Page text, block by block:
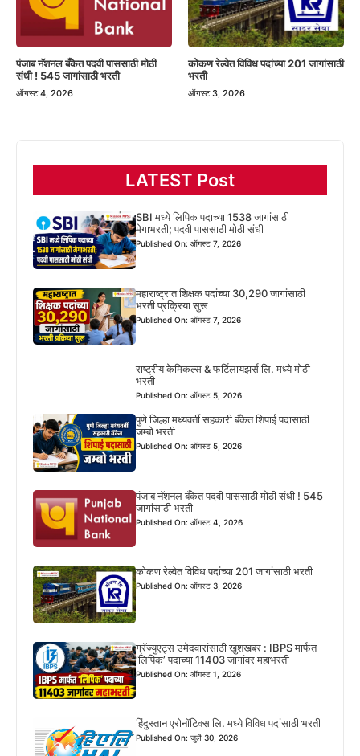
पंजाब नॅशनल बँकेत पदवी पाससाठी मोठी
संधी ! 545 जागांसाठी भरती
ऑगस्ट 4, 2026
कोकण रेल्वेत विविध पदांच्या 201 जागांसाठी
भरती
ऑगस्ट 3, 2026
LATEST Post
SBI मध्ये लिपिक पदाच्या 1538 जागांसाठी
मेगाभरती; पदवी पाससाठी मोठी संधी
Published On: ऑगस्ट 7, 2026
महाराष्ट्रात शिक्षक पदांच्या 30,290 जागांसाठी
भरती प्रक्रिया सुरू
Published On: ऑगस्ट 7, 2026
राष्ट्रीय केमिकल्स & फर्टिलायझर्स लि. मध्ये मोठी
भरती
Published On: ऑगस्ट 5, 2026
पुणे जिल्हा मध्यवर्ती सहकारी बँकेत शिपाई पदासाठी
जम्बो भरती
Published On: ऑगस्ट 5, 2026
पंजाब नॅशनल बँकेत पदवी पाससाठी मोठी संधी ! 545
जागांसाठी भरती
Published On: ऑगस्ट 4, 2026
कोकण रेल्वेत विविध पदांच्या 201 जागांसाठी भरती
Published On: ऑगस्ट 3, 2026
ग्रॅज्युएट्स उमेदवारांसाठी खुशखबर : IBPS मार्फत
‘लिपिक’ पदाच्या 11403 जागांवर महाभरती
Published On: ऑगस्ट 1, 2026
हिंदुस्तान एरोनॉटिक्स लि. मध्ये विविध पदांसाठी भरती
Published On: जुलै 30, 2026